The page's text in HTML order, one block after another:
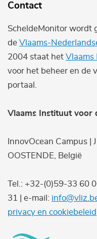
Contact
ScheldeMonitor wordt
de Vlaams-
2004 staat het Vlaams
voor het beheer en de
portaal.
Vlaams Instituut voor
InnovOcean Campus |
OOSTENDE, België
Tel.: +32-(0)59-33 60
31 | e-mail:
privacy en cookiebeleid